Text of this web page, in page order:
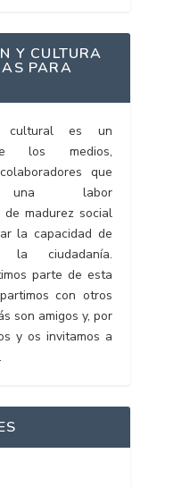
Y CULTURA
PARA
cultural es un
los medios,
que
una labor
madurez social
la capacidad de
la ciudadanía.
parte de esta
con otros
son amigos y, por
y os invitamos a